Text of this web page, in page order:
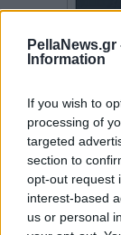
PellaNews.gr
Information
If you wish to
processing of
targeted
section to
opt-out request
interest-based
us or personal